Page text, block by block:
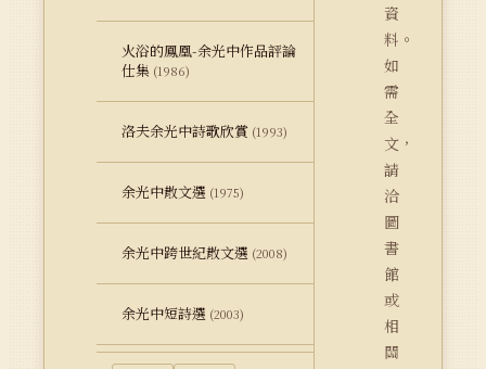
火浴的鳳凰-余光中作品評論
仕集 (1986)
洛夫余光中詩歌欣賞 (1993)
余光中散文選 (1975)
余光中跨世紀散文選 (2008)
余光中短詩選 (2003)
資
料。
如
需
全
文，
請
洽
圖
書
館
或
相
關